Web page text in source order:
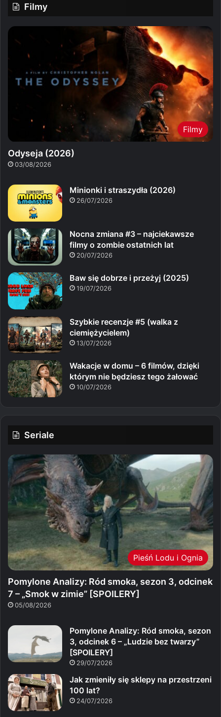
Filmy
Filmy
Odyseja (2026)
03/08/2026
Minionki i straszydła (2026)
26/07/2026
Nocna zmiana #3 – najciekawsze
filmy o zombie ostatnich lat
20/07/2026
Baw się dobrze i przeżyj (2025)
19/07/2026
Szybkie recenzje #5 (walka z
ciemiężycielem)
13/07/2026
Wakacje w domu – 6 filmów, dzięki
którym nie będziesz tego żałować
10/07/2026
Seriale
Pieśń Lodu i Ognia
Pomylone Analizy: Ród smoka, sezon 3, odcinek
7 – „Smok w zimie” [SPOILERY]
05/08/2026
Pomylone Analizy: Ród smoka, sezon
3, odcinek 6 – „Ludzie bez twarzy”
[SPOILERY]
29/07/2026
Jak zmieniły się sklepy na przestrzeni
100 lat?
24/07/2026